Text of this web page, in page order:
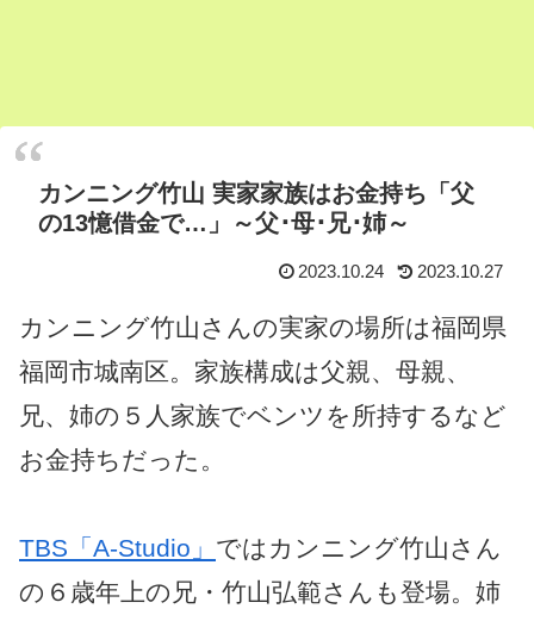
カンニング竹山 実家家族はお金持ち「父
の13憶借金で…」～父･母･兄･姉～
2023.10.24 2023.10.27
カンニング竹山さんの実家の場所は福岡県
福岡市城南区。家族構成は父親、母親、
兄、姉の５人家族でベンツを所持するなど
お金持ちだった。
TBS「A-Studio」 ではカンニング竹山さん
の６歳年上の兄・竹山弘範さんも登場。姉